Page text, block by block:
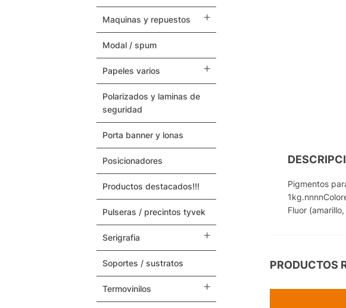
Cintas Adhesivas
Papeles Varios
Laminas Inmantadas
Soporte / Sustratos
Serigrafia
Maquinas y Repuestos
Pigmentos
Fluor
PRODUCTOS
maquinas y repuestos
modal / spum
papeles varios
polarizados y laminas de
seguridad
porta banner y lonas
posicionadores
productos destacados!!!
pulseras / precintos tyvek
serigrafia
soportes / sustratos
termovinilos